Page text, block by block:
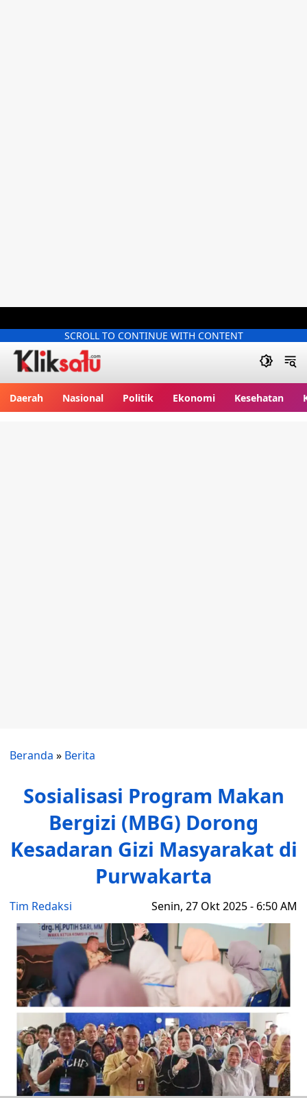
SCROLL TO CONTINUE WITH CONTENT
Daerah Nasional Politik Ekonomi Kesehatan
Beranda » Berita
Sosialisasi Program Makan
Bergizi (MBG) Dorong
Kesadaran Gizi Masyarakat di
Purwakarta
Tim Redaksi Senin, 27 Okt 2025 - 6:50 AM